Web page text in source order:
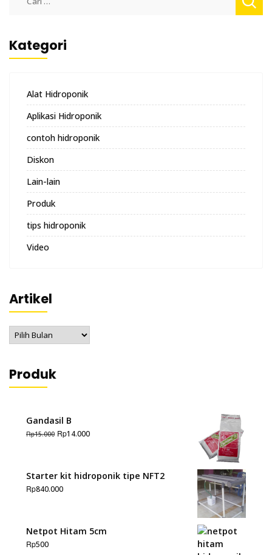
Kategori
Alat Hidroponik
Aplikasi Hidroponik
contoh hidroponik
Diskon
Lain-lain
Produk
tips hidroponik
Video
Artikel
Artikel
Produk
Gandasil B
Rp15.000 Rp14.000
Starter kit hidroponik tipe NFT2
Rp840.000
Netpot Hitam 5cm
Rp500